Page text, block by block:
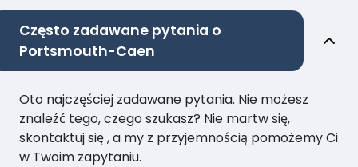
Często zadawane pytania o
Portsmouth-Caen
Oto najczęściej zadawane pytania. Nie możesz
znaleźć tego, czego szukasz? Nie martw się,
skontaktuj się , a my z przyjemnością pomożemy Ci
w Twoim zapytaniu.